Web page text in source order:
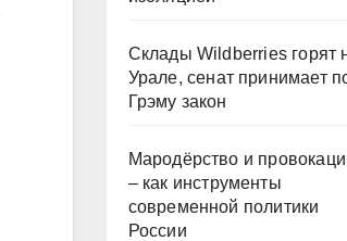
Склады Wildberries горят
Урале, сенат принимает
Грэму закон
Мародёрство и
– как инструменты
современной политики
России